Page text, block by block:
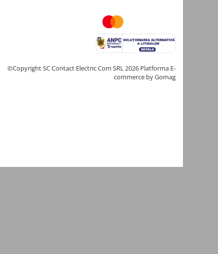
©Copyright SC Contact Electric Com SRL 2026 Platforma E-
commerce by Gomag